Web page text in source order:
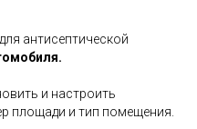
антисептической
и настроить
площади и тип помещения.